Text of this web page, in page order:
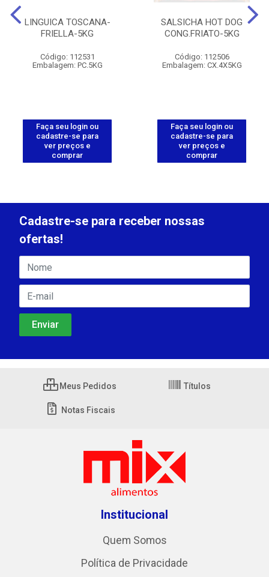
LINGUICA TOSCANA-
FRIELLA-5KG
Código: 112531
Embalagem: PC.5KG
Faça seu login ou
cadastre-se para
ver preços e
comprar
SALSICHA HOT DOG
CONG.FRIATO-5KG
Código: 112506
Embalagem: CX.4X5KG
Faça seu login ou
cadastre-se para
ver preços e
comprar
Cadastre-se para receber nossas
ofertas!
Meus Pedidos Títulos
Notas Fiscais
Institucional
Quem Somos
Política de Privacidade